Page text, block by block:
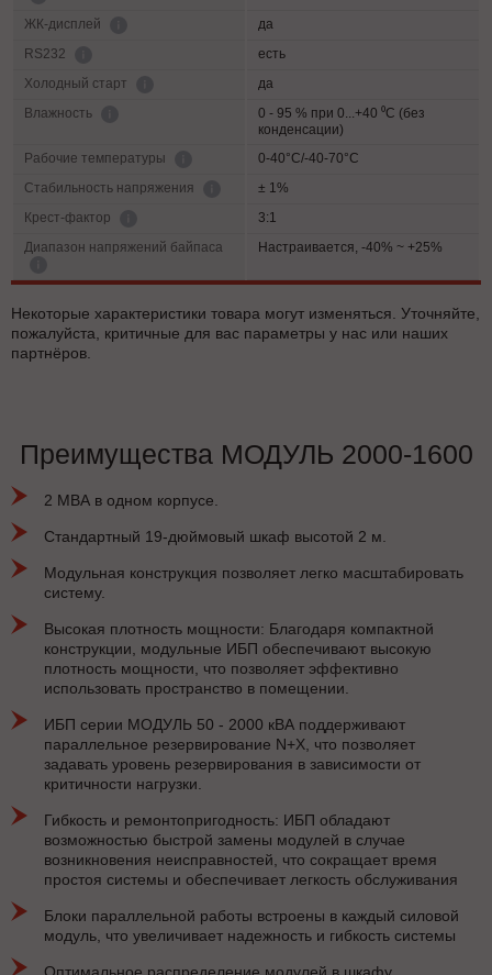
ЖК-дисплей
да
RS232
есть
Холодный старт
да
Влажность
0 - 95 % при 0...+40 ⁰С (без
конденсации)
Рабочие температуры
0-40°C/-40-70°C
Cтабильность напряжения
± 1%
Крест-фактор
3:1
Диапазон напряжений байпаса
Настраивается, -40% ~ +25%
Некоторые характеристики товара могут изменяться. Уточняйте,
пожалуйста, критичные для вас параметры у нас или наших
партнёров.
Преимущества МОДУЛЬ 2000-1600
2 МВА в одном корпусе.
Стандартный 19-дюймовый шкаф высотой 2 м.
Модульная конструкция позволяет легко масштабировать
систему.
Высокая плотность мощности: Благодаря компактной
конструкции, модульные ИБП обеспечивают высокую
плотность мощности, что позволяет эффективно
использовать пространство в помещении.
ИБП серии МОДУЛЬ 50 - 2000 кВА поддерживают
параллельное резервирование N+X, что позволяет
задавать уровень резервирования в зависимости от
критичности нагрузки.
Гибкость и ремонтопригодность: ИБП обладают
возможностью быстрой замены модулей в случае
возникновения неисправностей, что сокращает время
простоя системы и обеспечивает легкость обслуживания
Блоки параллельной работы встроены в каждый силовой
модуль, что увеличивает надежность и гибкость системы